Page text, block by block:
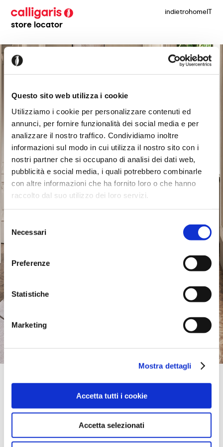
Questo sito web utilizza i cookie
Utilizziamo i cookie per personalizzare contenuti ed
annunci, per fornire funzionalità dei social media e per
analizzare il nostro traffico. Condividiamo inoltre
informazioni sul modo in cui utilizza il nostro sito con i
nostri partner che si occupano di analisi dei dati web,
pubblicità e social media, i quali potrebbero combinarle
con altre informazioni che ha fornito loro o che hanno
raccolto dal suo utilizzo dei loro servizi.
Selezione
del
consenso
Necessari
Preferenze
Statistiche
Marketing
Mostra dettagli
Accetta tutti i cookie
Accetta selezionati
store locator
indietrohomeIT
2-4-15 MINAMIHORIE NISHIKU,
550-0015, OSAKA-CITY, KINKI, Giappone
portami qui